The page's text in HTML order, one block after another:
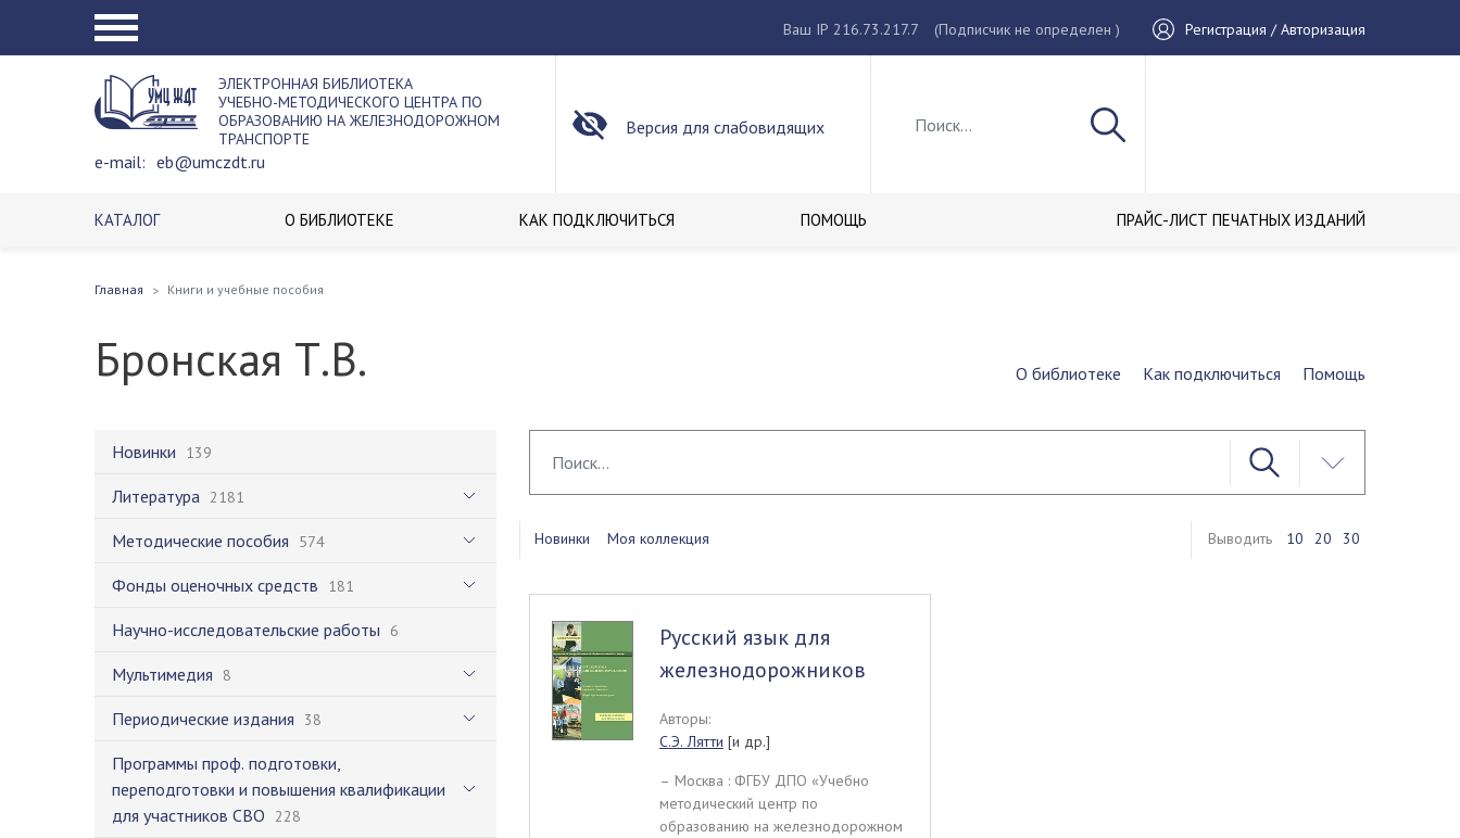
Ваш IP 216.73.217.7 (Подписчик не определен ) Регистрация / Авторизация
ЭЛЕКТРОННАЯ БИБЛИОТЕКА
УЧЕБНО-МЕТОДИЧЕСКОГО ЦЕНТРА ПО
ОБРАЗОВАНИЮ НА ЖЕЛЕЗНОДОРОЖНОМ
ТРАНСПОРТЕ
e-mail: eb@umczdt.ru
Версия для слабовидящих
КАТАЛОГ О БИБЛИОТЕКЕ КАК ПОДКЛЮЧИТЬСЯ ПОМОЩЬ ПРАЙС-ЛИСТ ПЕЧАТНЫХ ИЗДАНИЙ
Главная Книги и учебные пособия
Бронская Т.В. О библиотеке Как подключиться Помощь
Новинки 139
Литература 2181
Методические пособия 574
Фонды оценочных средств 181
Научно-исследовательские работы 6
Мультимедия 8
Периодические издания 38
Программы проф. подготовки,
переподготовки и повышения квалификации
для участников СВО 228
Новинки Моя коллекция Выводить 10 20 30
Русский язык для
железнодорожников
Авторы:
С.Э. Лятти [и др.]
– Москва : ФГБУ ДПО «Учебно
методический центр по
образованию на железнодорожном